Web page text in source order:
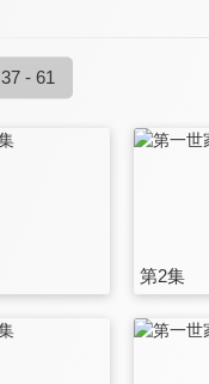
37 - 61
第2集